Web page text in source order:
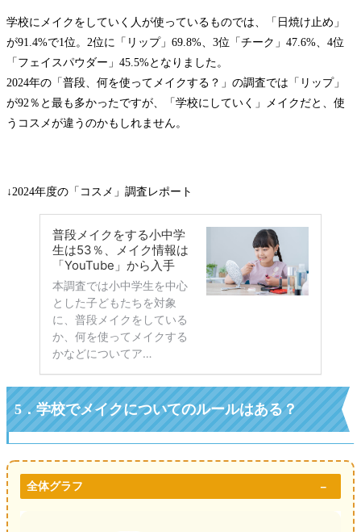
学校にメイクをしていく人が使っているものでは、「日焼け止め」
が91.4%で1位。2位に「リップ」69.8%、3位「チーク」47.6%、4位
「フェイスパウダー」45.5%となりました。
2024年の「普段、何を使ってメイクする？」の調査では「リップ」
が92％と最も多かったですが、「学校にしていく」メイクだと、使
うコスメが違うのかもしれません。
↓2024年度の「コスメ」調査レポート
5．学校でメイクについてのルールはある？
全体グラフ